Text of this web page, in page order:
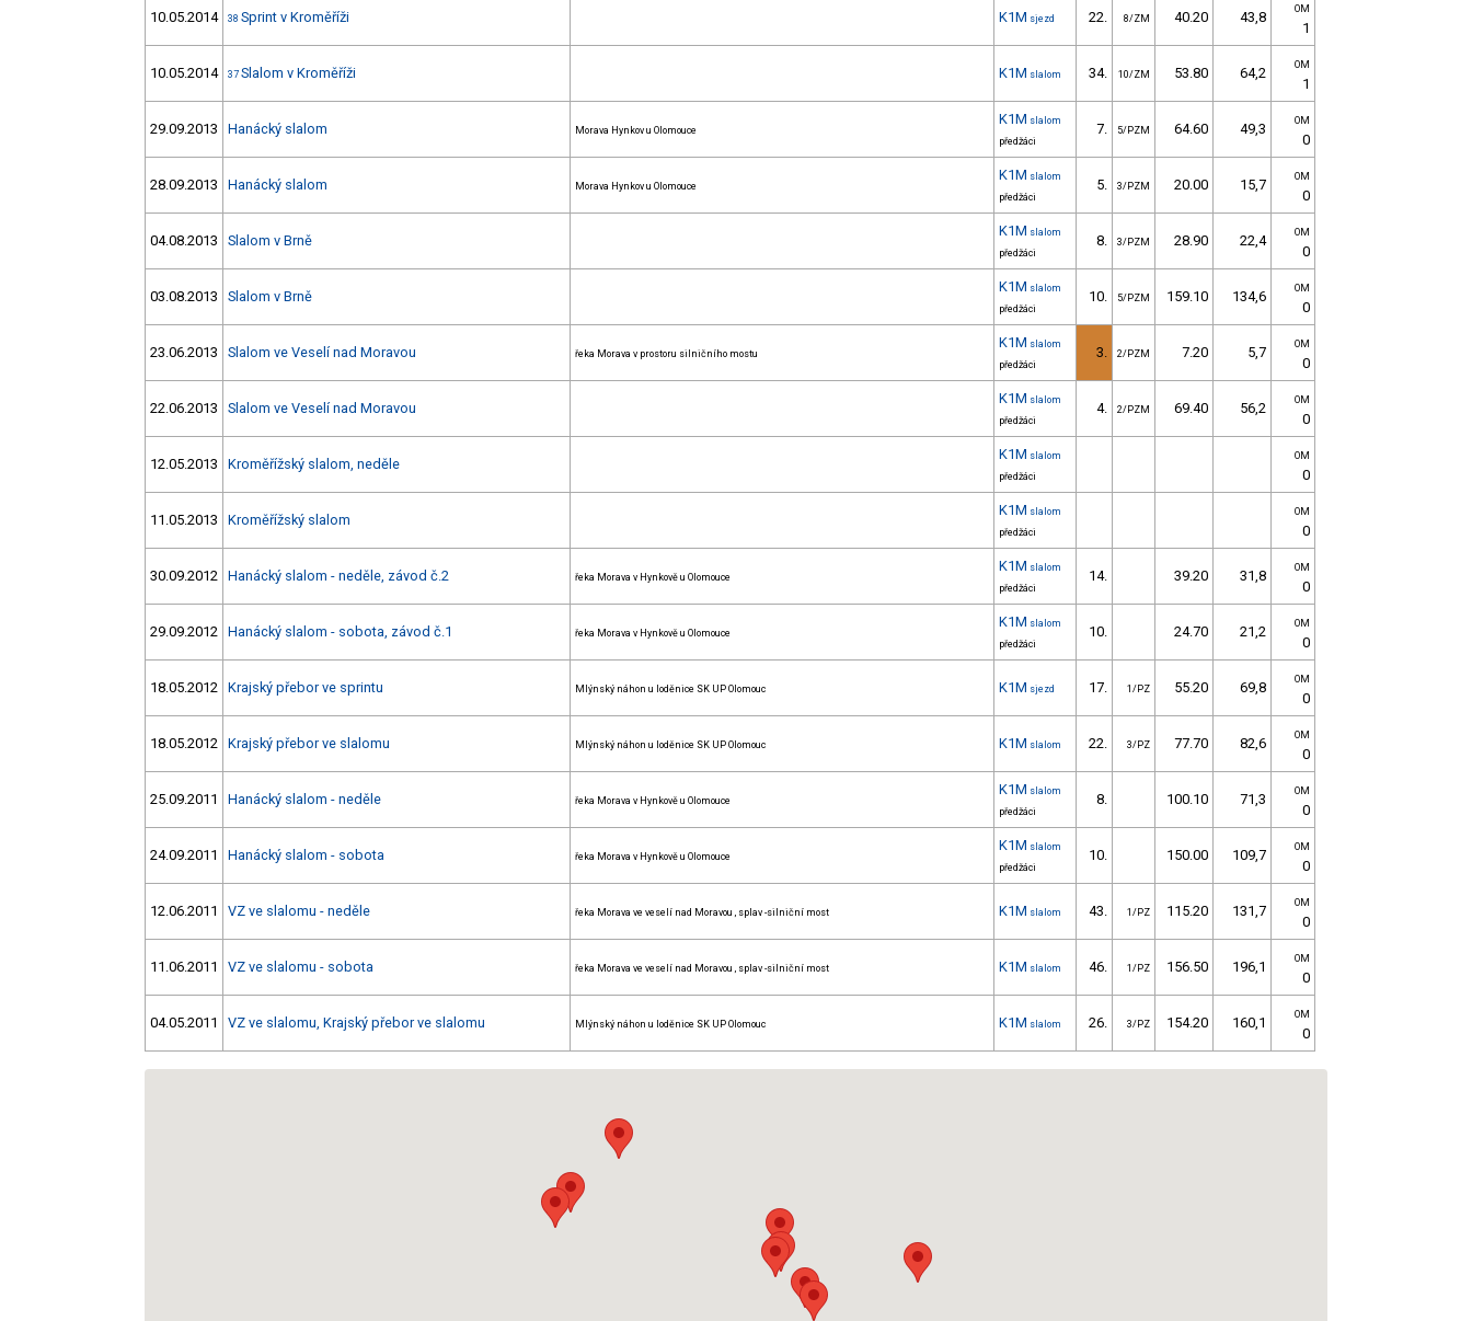
10.05.2014 38 Sprint v Kroměříži K1M sjezd 22. 8/ZM 40.20 43,8 OM
1
10.05.2014 37 Slalom v Kroměříži K1M slalom 34. 10/ZM 53.80 64,2 OM
1
29.09.2013 Hanácký slalom Morava Hynkov u Olomouce
K1M slalom
předžáci
7. 5/PZM 64.60 49,3 OM
0
28.09.2013 Hanácký slalom Morava Hynkov u Olomouce
K1M slalom
předžáci
5. 3/PZM 20.00 15,7 OM
0
04.08.2013 Slalom v Brně
K1M slalom
předžáci
8. 3/PZM 28.90 22,4 OM
0
03.08.2013 Slalom v Brně
K1M slalom
předžáci
10. 5/PZM 159.10 134,6 OM
0
23.06.2013 Slalom ve Veselí nad Moravou řeka Morava v prostoru silničního mostu
K1M slalom
předžáci
3. 2/PZM 7.20 5,7 OM
0
22.06.2013 Slalom ve Veselí nad Moravou
K1M slalom
předžáci
4. 2/PZM 69.40 56,2 OM
0
12.05.2013 Kroměřížský slalom, neděle
K1M slalom
předžáci
OM
0
11.05.2013 Kroměřížský slalom
K1M slalom
předžáci
OM
0
30.09.2012 Hanácký slalom - neděle, závod č.2 řeka Morava v Hynkově u Olomouce
K1M slalom
předžáci
14. 39.20 31,8 OM
0
29.09.2012 Hanácký slalom - sobota, závod č.1 řeka Morava v Hynkově u Olomouce
K1M slalom
předžáci
10. 24.70 21,2 OM
0
18.05.2012 Krajský přebor ve sprintu Mlýnský náhon u loděnice SK UP Olomouc K1M sjezd 17. 1/PZ 55.20 69,8 OM
0
18.05.2012 Krajský přebor ve slalomu Mlýnský náhon u loděnice SK UP Olomouc K1M slalom 22. 3/PZ 77.70 82,6 OM
0
25.09.2011 Hanácký slalom - neděle řeka Morava v Hynkově u Olomouce
K1M slalom
předžáci
8. 100.10 71,3 OM
0
24.09.2011 Hanácký slalom - sobota řeka Morava v Hynkově u Olomouce
K1M slalom
předžáci
10. 150.00 109,7 OM
0
12.06.2011 VZ ve slalomu - neděle řeka Morava ve veselí nad Moravou , splav -silniční most K1M slalom 43. 1/PZ 115.20 131,7 OM
0
11.06.2011 VZ ve slalomu - sobota řeka Morava ve veselí nad Moravou , splav -silniční most K1M slalom 46. 1/PZ 156.50 196,1 OM
0
04.05.2011 VZ ve slalomu, Krajský přebor ve slalomu Mlýnský náhon u loděnice SK UP Olomouc K1M slalom 26. 3/PZ 154.20 160,1 OM
0